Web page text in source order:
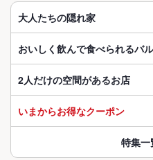
大人たちの隠れ家
おいしく飲んで食べられるバ
2人だけの空間があるお店
いまからお得なクーポン
特集一